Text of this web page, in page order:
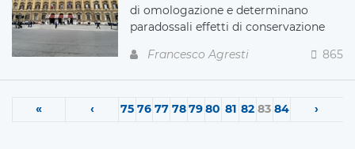
di omologazione e determinano
paradossali effetti di conservazione
Francesco Agresti
865
« ‹ 75 76 77 78 7980 81 82 83 84 ›